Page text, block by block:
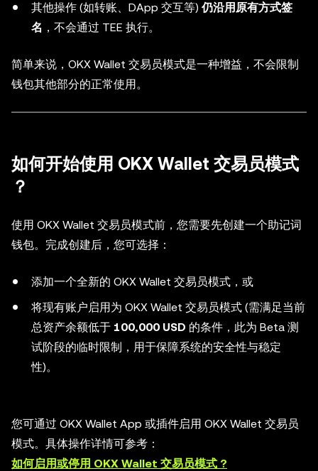
其他操作 (如转账、DApp 交互等) 仍沿用原有方式签
名 ，不会通过 TEE 执行。
简单来说，OKX Wallet 交易员模式是一种增益，不会限制
钱包其他部分的正常使用。
如何开始使用 OKX Wallet 交易员模式
？
使用 OKX Wallet 交易员模式前，您需要先创建一个助记词
钱包。完成创建后，您可选择：
添加一个全新的 OKX Wallet 交易员模式 ，或
将现有账户启用为 OKX Wallet 交易员模式 (需满足当前
总资产余额低于 100,000 USD 的条件，此为 Beta 测
试阶段的临时限制，用于保障系统的安全性与稳定
性)。
您可通过 OKX Wallet App 或插件启用 OKX Wallet 交易员
模式。具体操作详情可参考：
如何启用或停用 OKX Wallet 交易员模式 ?